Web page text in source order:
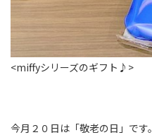
<miffyシリーズのギフト♪>
今月２０日は「敬老の日」です。